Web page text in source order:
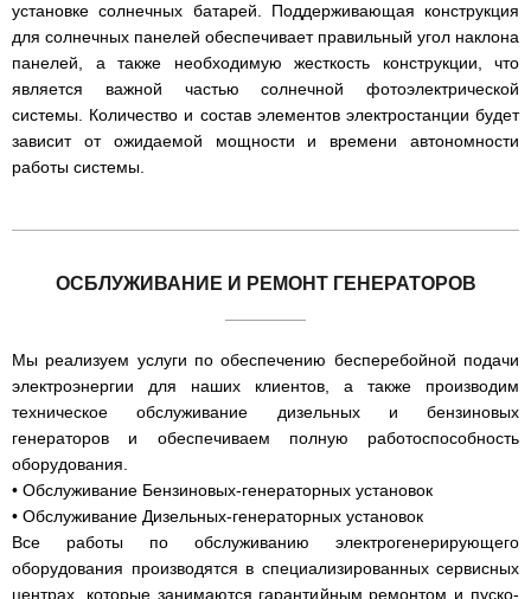
установке солнечных батарей. Поддерживающая конструкция
для солнечных панелей обеспечивает правильный угол наклона
панелей, а также необходимую жесткость конструкции, что
является важной частью солнечной фотоэлектрической
системы. Количество и состав элементов электростанции будет
зависит от ожидаемой мощности и времени автономности
работы системы.
ОCБЛУЖИВАНИЕ И РЕМОНТ ГЕНЕРАТОРОВ
Мы реализуем услуги по обеспечению бесперебойной подачи
электроэнергии для наших клиентов, а также производим
техническое обслуживание дизельных и бензиновых
генераторов и обеспечиваем полную работоспособность
оборудования.
• Обслуживание Бензиновых-генераторных установок
• Обслуживание Дизельных-генераторных установок
Все работы по обслуживанию электрогенерирующего
оборудования производятся в специализированных сервисных
центрах, которые занимаются гарантийным ремонтом и пуско-